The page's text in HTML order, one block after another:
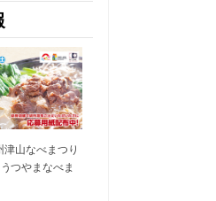
津山なべまつり
つやまなべま